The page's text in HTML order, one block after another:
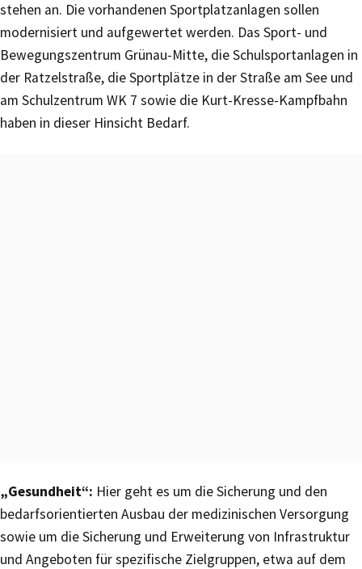
stehen an. Die vorhandenen Sportplatzanlagen sollen
modernisiert und aufgewertet werden. Das Sport- und
Bewegungszentrum Grünau-Mitte, die Schulsportanlagen in
der Ratzelstraße, die Sportplätze in der Straße am See und
am Schulzentrum WK 7 sowie die Kurt-Kresse-Kampfbahn
haben in dieser Hinsicht Bedarf.
„Gesundheit“: Hier geht es um die Sicherung und den
bedarfsorientierten Ausbau der medizinischen Versorgung
sowie um die Sicherung und Erweiterung von Infrastruktur
und Angeboten für spezifische Zielgruppen, etwa auf dem